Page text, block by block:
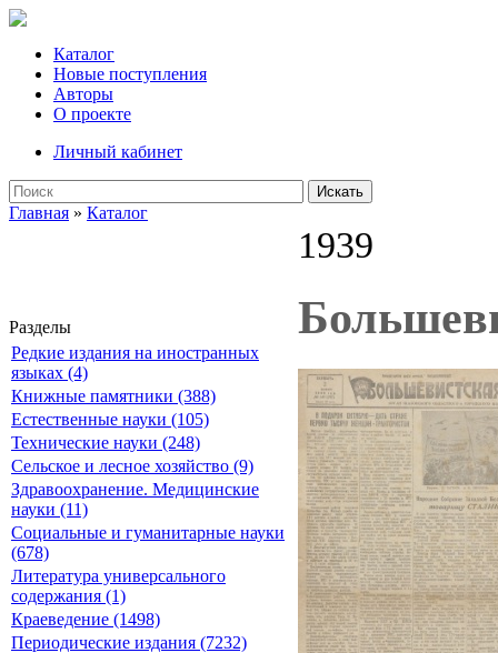
Каталог
Новые поступления
Авторы
О проекте
Личный кабинет
Искать
Главная » Каталог
Разделы
Редкие издания на иностранных
языках (4)
Книжные памятники (388)
Естественные науки (105)
Технические науки (248)
Сельское и лесное хозяйство (9)
Здравоохранение. Медицинские
науки (11)
Социальные и гуманитарные науки
(678)
Литература универсального
содержания (1)
Краеведение (1498)
Периодические издания (7232)
1939